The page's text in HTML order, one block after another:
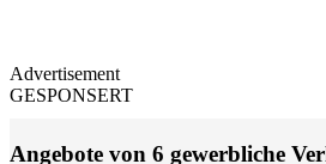
Advertisement
GESPONSERT
Angebote von 6 gewerbliche